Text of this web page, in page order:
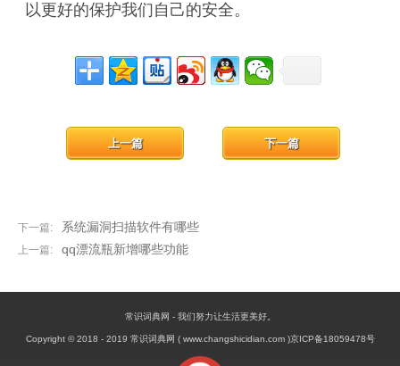
以更好的保护我们自己的安全。
下一篇: 系统漏洞扫描软件有哪些
下一篇
上一篇: qq漂流瓶新增哪些功能
上一篇
常识词典网 - 我们努力让生活更美好。
Copyright © 2018 - 2019 常识词典网 ( www.changshicidian.com )京ICP备18059478号